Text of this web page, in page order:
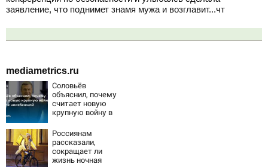
заявление, что поднимет знамя мужа и возглавит...чт
mediametrics.ru
Соловьёв
объяснил, почему
считает новую
крупную войну в
неизбежной
Россиянам
рассказали,
сокращает ли
жизнь ночная